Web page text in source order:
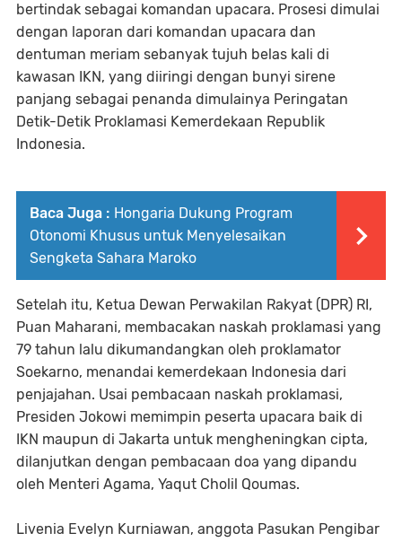
bertindak sebagai komandan upacara. Prosesi dimulai
dengan laporan dari komandan upacara dan
dentuman meriam sebanyak tujuh belas kali di
kawasan IKN, yang diiringi dengan bunyi sirene
panjang sebagai penanda dimulainya Peringatan
Detik-Detik Proklamasi Kemerdekaan Republik
Indonesia.
Baca Juga : Hongaria Dukung Program
Otonomi Khusus untuk Menyelesaikan
Sengketa Sahara Maroko
Setelah itu, Ketua Dewan Perwakilan Rakyat (DPR) RI,
Puan Maharani, membacakan naskah proklamasi yang
79 tahun lalu dikumandangkan oleh proklamator
Soekarno, menandai kemerdekaan Indonesia dari
penjajahan. Usai pembacaan naskah proklamasi,
Presiden Jokowi memimpin peserta upacara baik di
IKN maupun di Jakarta untuk mengheningkan cipta,
dilanjutkan dengan pembacaan doa yang dipandu
oleh Menteri Agama, Yaqut Cholil Qoumas.
Livenia Evelyn Kurniawan, anggota Pasukan Pengibar